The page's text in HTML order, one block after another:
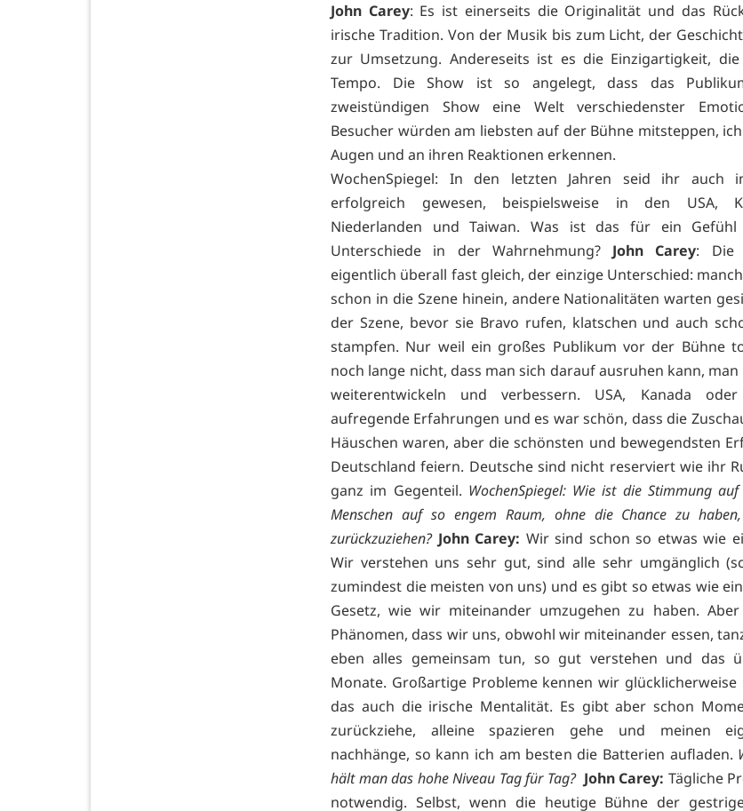
John Carey: Es ist einerseits die Originalität und das
irische Tradition. Von der Musik bis zum Licht, der
zur Umsetzung. Andereseits ist es die Einzigartigkeit,
Tempo. Die Show ist so angelegt, dass das
zweistündigen Show eine Welt verschiedenster
Besucher würden am liebsten auf der Bühne mitsteppen,
Augen und an ihren Reaktionen erkennen.
WochenSpiegel: In den letzten Jahren seid ihr auch
erfolgreich gewesen, beispielsweise in den USA,
Niederlanden und Taiwan. Was ist das für ein
Unterschiede in der Wahrnehmung? John Carey: Die
eigentlich überall fast gleich, der einzige Unterschied:
schon in die Szene hinein, andere Nationalitäten warten
der Szene, bevor sie Bravo rufen, klatschen und auch
stampfen. Nur weil ein großes Publikum vor der Bühne
noch lange nicht, dass man sich darauf ausruhen kann,
weiterentwickeln und verbessern. USA, Kanada
aufregende Erfahrungen und es war schön, dass die
Häuschen waren, aber die schönsten und bewegendsten
Deutschland feiern. Deutsche sind nicht reserviert wie ihr
ganz im Gegenteil. WochenSpiegel: Wie ist die Stimmung
Menschen auf so engem Raum, ohne die Chance zu
zurückzuziehen? John Carey: Wir sind schon so etwas wie
Wir verstehen uns sehr gut, sind alle sehr umgänglich
zumindest die meisten von uns) und es gibt so etwas wie
Gesetz, wie wir miteinander umzugehen zu haben.
Phänomen, dass wir uns, obwohl wir miteinander essen,
eben alles gemeinsam tun, so gut verstehen und das
Monate. Großartige Probleme kennen wir
das auch die irische Mentalität. Es gibt aber schon
zurückziehe, alleine spazieren gehe und meinen
nachhänge, so kann ich am besten die Batterien aufladen.
hält man das hohe Niveau Tag für Tag? John Carey: Tägliche
notwendig. Selbst, wenn die heutige Bühne der